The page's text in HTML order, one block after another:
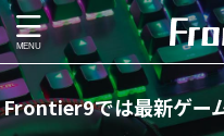
Frontier9では最新ゲー